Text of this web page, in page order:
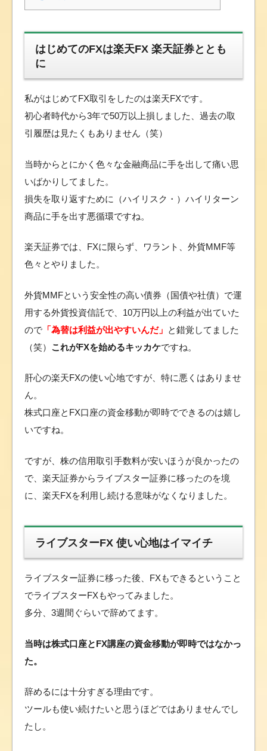
はじめてのFXは楽天FX 楽天証券ととも
に
私がはじめてFX取引をしたのは楽天FXです。
初心者時代から3年で50万以上損しました、過去の取
引履歴は見たくもありません（笑）
当時からとにかく色々な金融商品に手を出して痛い思
いばかりしてました。
損失を取り返すために（ハイリスク・）ハイリターン
商品に手を出す悪循環ですね。
楽天証券では、FXに限らず、ワラント、外貨MMF等
色々とやりました。
外貨MMFという安全性の高い債券（国債や社債）で運
用する外貨投資信託で、10万円以上の利益が出ていた
ので 「為替は利益が出やすいんだ」 と錯覚してました
（笑） これがFXを始めるキッカケですね。
肝心の楽天FXの使い心地ですが、特に悪くはありませ
ん。
株式口座とFX口座の資金移動が即時でできるのは嬉し
いですね。
ですが、株の信用取引手数料が安いほうが良かったの
で、楽天証券からライブスター証券に移ったのを境
に、楽天FXを利用し続ける意味がなくなりました。
ライブスターFX 使い心地はイマイチ
ライブスター証券に移った後、FXもできるということ
でライブスターFXもやってみました。
多分、3週間ぐらいで辞めてます。
当時は株式口座とFX講座の資金移動が即時ではなかっ
た。
辞めるには十分すぎる理由です。
ツールも使い続けたいと思うほどではありませんでし
たし。